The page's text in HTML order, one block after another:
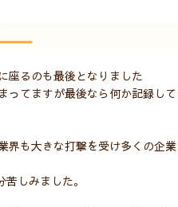
座るのも最後となりました
ってますが最後なら何か記録し
界も大きな打撃を受け多くの企
しみました。